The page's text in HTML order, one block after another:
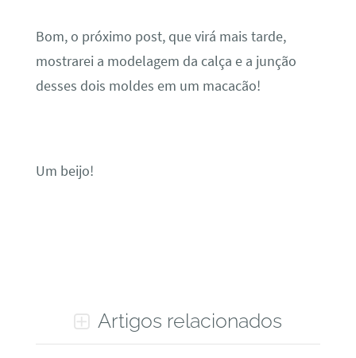
Bom, o próximo post, que virá mais tarde,
mostrarei a modelagem da calça e a junção
desses dois moldes em um macacão!
Um beijo!
Artigos relacionados